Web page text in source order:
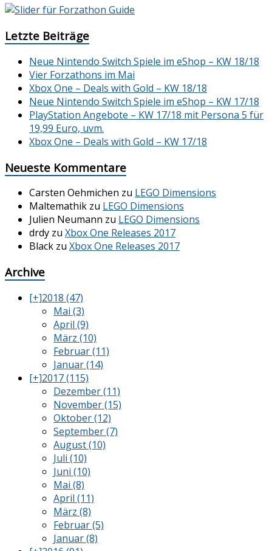
Letzte Beiträge
Neue Nintendo Switch Spiele im eShop – KW 18/18
Vier Forzathons im Mai
Xbox One – Deals with Gold – KW 18/18
Neue Nintendo Switch Spiele im eShop – KW 17/18
PlayStation Angebote – KW 17/18 mit Persona 5 für
19,99 Euro, uvm.
Xbox One – Deals with Gold – KW 17/18
Neueste Kommentare
Carsten Oehmichen zu LEGO Dimensions
Maltemathik zu LEGO Dimensions
Julien Neumann zu LEGO Dimensions
drdy zu Xbox One Releases 2017
Black zu Xbox One Releases 2017
Archive
[+]2018 (47)
Mai (3)
April (9)
März (10)
Februar (11)
Januar (14)
[+]2017 (115)
Dezember (11)
November (15)
Oktober (12)
September (7)
August (10)
Juli (10)
Juni (10)
Mai (8)
April (11)
März (8)
Februar (5)
Januar (8)